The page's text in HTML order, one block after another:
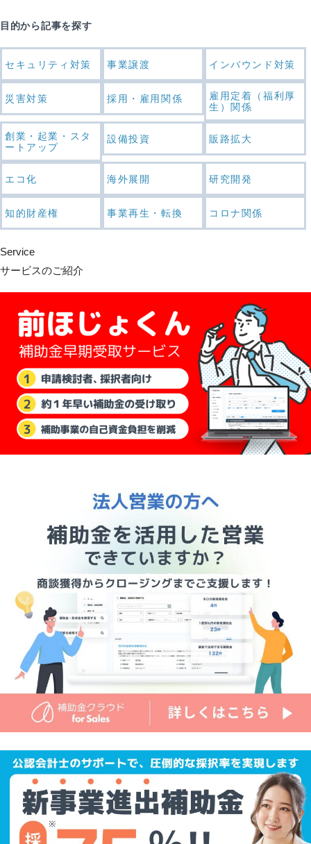
目的から記事を探す
セキュリティ対策 事業譲渡 インバウンド対策
災害対策 採用・雇用関係
雇用定着（福利厚
生）関係
創業・起業・スタ
ートアップ
設備投資 販路拡大
エコ化 海外展開 研究開発
知的財産権 事業再生・転換 コロナ関係
Service
サービスのご紹介